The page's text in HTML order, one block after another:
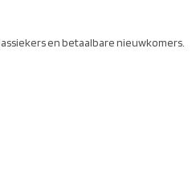
en betaalbare nieuwkomers.